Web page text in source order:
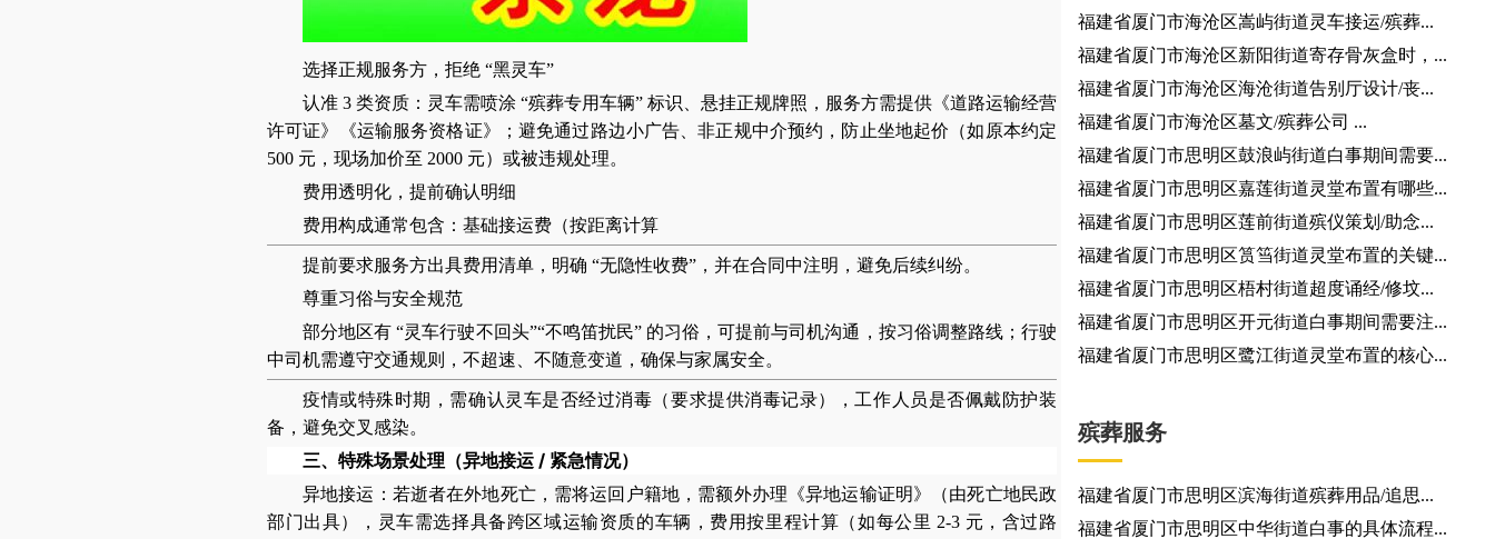
选择正规服务方，拒绝 “黑灵车”
认准 3 类资质：灵车需喷涂 “殡葬专用车辆” 标识、悬挂正规牌照，服务方需提供《道路运输经营
许可证》《运输服务资格证》；避免通过路边小广告、非正规中介预约，防止坐地起价（如原本约定
500 元，现场加价至 2000 元）或被违规处理。
费用透明化，提前确认明细
费用构成通常包含：基础接运费（按距离计算
提前要求服务方出具费用清单，明确 “无隐性收费”，并在合同中注明，避免后续纠纷。
尊重习俗与安全规范
部分地区有 “灵车行驶不回头”“不鸣笛扰民” 的习俗，可提前与司机沟通，按习俗调整路线；行驶
中司机需遵守交通规则，不超速、不随意变道，确保与家属安全。
疫情或特殊时期，需确认灵车是否经过消毒（要求提供消毒记录），工作人员是否佩戴防护装
备，避免交叉感染。
三、特殊场景处理（异地接运 / 紧急情况）
异地接运 ：若逝者在外地死亡，需将运回户籍地，需额外办理《异地运输证明》（由死亡地民政
部门出具），灵车需选择具备跨区域运输资质的车辆，费用按里程计算（如每公里 2-3 元，含过路
福建省厦门市海沧区嵩屿街道灵车接运/殡葬...
福建省厦门市海沧区新阳街道寄存骨灰盒时，...
福建省厦门市海沧区海沧街道告别厅设计/丧...
福建省厦门市海沧区墓文/殡葬公司 ...
福建省厦门市思明区鼓浪屿街道白事期间需要...
福建省厦门市思明区嘉莲街道灵堂布置有哪些...
福建省厦门市思明区莲前街道殡仪策划/助念...
福建省厦门市思明区筼筜街道灵堂布置的关键...
福建省厦门市思明区梧村街道超度诵经/修坟...
福建省厦门市思明区开元街道白事期间需要注...
福建省厦门市思明区鹭江街道灵堂布置的核心...
殡葬服务
福建省厦门市思明区滨海街道殡葬用品/追思...
福建省厦门市思明区中华街道白事的具体流程...